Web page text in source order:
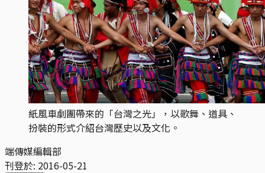
紙風車劇團帶來的「台灣之光」，以歌舞、道具、
扮裝的形式介紹台灣歷史以及文化。
端傳媒編輯部
刊登於: 2016-05-21